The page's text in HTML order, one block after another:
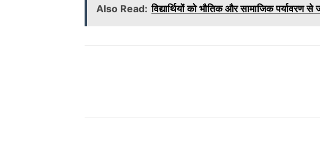
Also Read: विद्यार्थियों को भौतिक और सामाजिक पर्यावरण से